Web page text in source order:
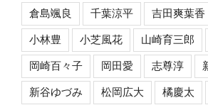
倉島颯良 千葉涼平 吉田爽葉香
小林豊 小芝風花 山崎育三郎
岡崎百々子 岡田愛 志尊淳
新谷ゆづみ 松岡広大 橘慶太